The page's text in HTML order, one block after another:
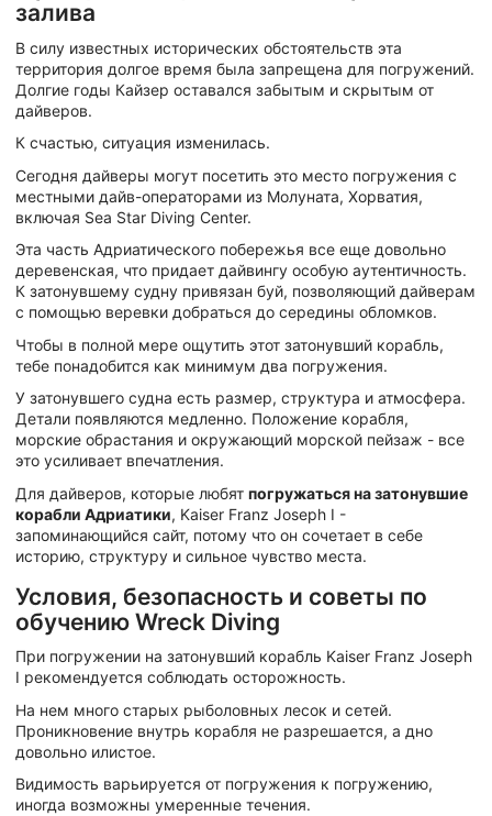
залива
В силу известных исторических обстоятельств эта
территория долгое время была запрещена для погружений.
Долгие годы Кайзер оставался забытым и скрытым от
дайверов.
К счастью, ситуация изменилась.
Сегодня дайверы могут посетить это место погружения с
местными дайв-операторами из Молуната, Хорватия,
включая Sea Star Diving Center.
Эта часть Адриатического побережья все еще довольно
деревенская, что придает дайвингу особую аутентичность.
К затонувшему судну привязан буй, позволяющий дайверам
с помощью веревки добраться до середины обломков.
Чтобы в полной мере ощутить этот затонувший корабль,
тебе понадобится как минимум два погружения.
У затонувшего судна есть размер, структура и атмосфера.
Детали появляются медленно. Положение корабля,
морские обрастания и окружающий морской пейзаж - все
это усиливает впечатления.
Для дайверов, которые любят погружаться на затонувшие
корабли Адриатики, Kaiser Franz Joseph I -
запоминающийся сайт, потому что он сочетает в себе
историю, структуру и сильное чувство места.
Условия, безопасность и советы по
обучению Wreck Diving
При погружении на затонувший корабль Kaiser Franz Joseph
I рекомендуется соблюдать осторожность.
На нем много старых рыболовных лесок и сетей.
Проникновение внутрь корабля не разрешается, а дно
довольно илистое.
Видимость варьируется от погружения к погружению,
иногда возможны умеренные течения.